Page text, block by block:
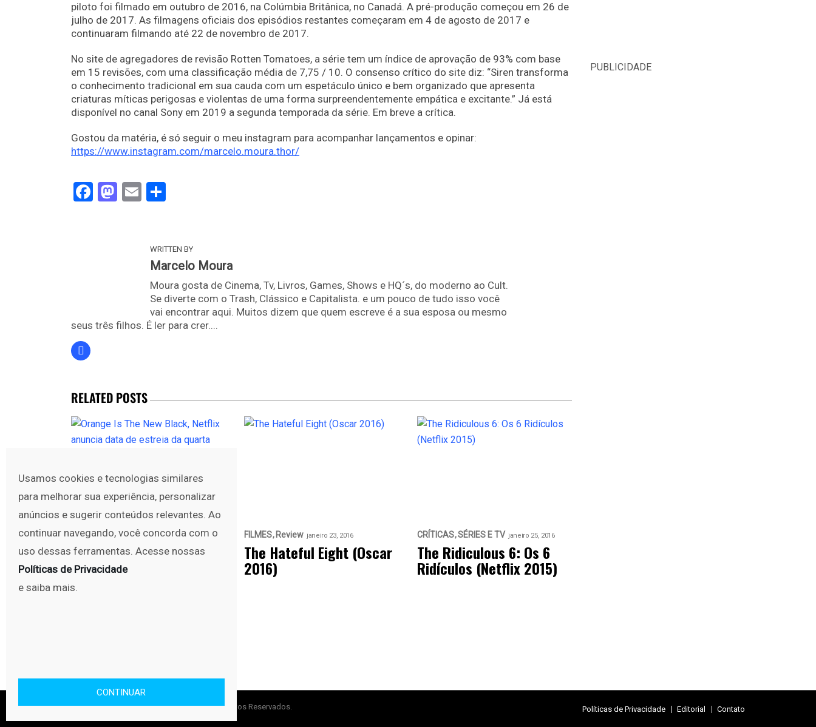
Usamos cookies e tecnologias similares
para melhorar sua experiência, personalizar
anúncios e sugerir conteúdos relevantes. Ao
continuar navegando, você concorda com o
uso dessas ferramentas. Acesse nossas
Políticas de Privacidade
e saiba mais.
CONTINUAR
piloto foi filmado em outubro de 2016, na Colúmbia Britânica, no Canadá. A pré-produção começou em 26 de
julho de 2017. As filmagens oficiais dos episódios restantes começaram em 4 de agosto de 2017 e
continuaram filmando até 22 de novembro de 2017.
No site de agregadores de revisão Rotten Tomatoes, a série tem um índice de aprovação de 93% com base
em 15 revisões, com uma classificação média de 7,75 / 10. O consenso crítico do site diz: “Siren transforma
o conhecimento tradicional em sua cauda com um espetáculo único e bem organizado que apresenta
criaturas míticas perigosas e violentas de uma forma surpreendentemente empática e excitante.” Já está
disponível no canal Sony em 2019 a segunda temporada da série. Em breve a crítica.
Gostou da matéria, é só seguir o meu instagram para acompanhar lançamentos e opinar:
https://www.instagram.com/marcelo.moura.thor/
Facebook
Mastodon
Email
WRITTEN BY
Marcelo Moura
Moura gosta de Cinema, Tv, Livros, Games, Shows e HQ´s, do moderno ao Cult.
Se diverte com o Trash, Clássico e Capitalista. e um pouco de tudo isso você
vai encontrar aqui. Muitos dizem que quem escreve é a sua esposa ou mesmo
seus três filhos. É ler para crer....
PUBLICIDADE
RELATED POSTS
SÉRIES E TV janeiro 19, 2016
Orange Is The New Black,
Netflix anuncia data de
estreia da quarta
FILMES Review janeiro 23, 2016
The Hateful Eight (Oscar
2016)
CRÍTICAS SÉRIES E TV janeiro 25, 2016
The Ridiculous 6: Os 6
Ridículos (Netflix 2015)
Copyright © No Set 2010 - 2025. Todos os direitos Reservados. Políticas de Privacidade Editorial Contato